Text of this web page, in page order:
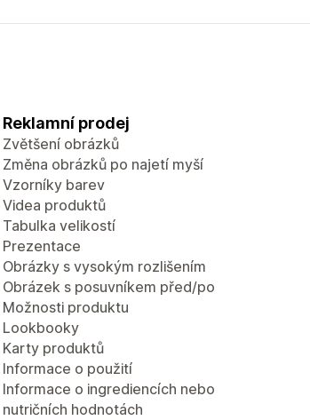
Reklamní prodej
Zvětšení obrázků
Změna obrázků po najetí myší
Vzorníky barev
Videa produktů
Tabulka velikostí
Prezentace
Obrázky s vysokým rozlišením
Obrázek s posuvníkem před/po
Možnosti produktu
Lookbooky
Karty produktů
Informace o použití
Informace o ingrediencích nebo
nutričních hodnotách